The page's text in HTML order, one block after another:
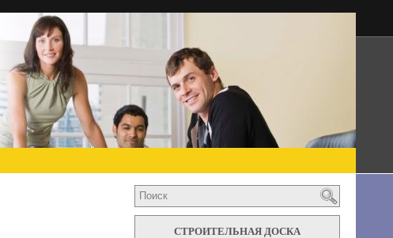
СТРОИТЕЛЬНАЯ ДОСКА